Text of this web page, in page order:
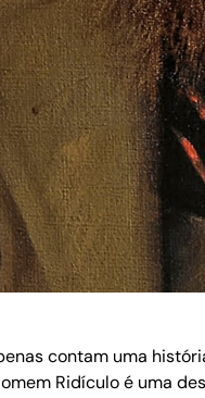
contam uma
Ridículo é uma